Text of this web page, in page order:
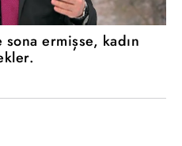
ermişse, kadın